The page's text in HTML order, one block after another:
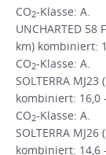
CO2-Klasse: A.
UNCHARTED
km) kombiniert:
CO2-Klasse: A.
SOLTERRA
kombiniert: 16,0
CO2-Klasse: A.
SOLTERRA
kombiniert: 14,6